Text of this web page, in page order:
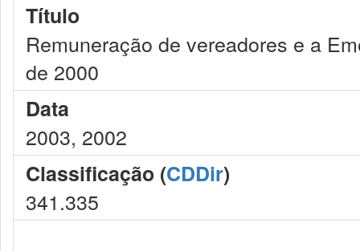
Título
Remuneração de vereadores e a
de 2000
Data
2003, 2002
Classificação (CDDir)
341.335